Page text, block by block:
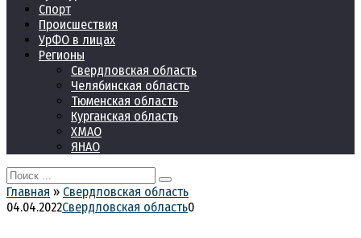
Спорт
Происшествия
УрФО в лицах
Регионы
Свердловская область
Челябинская область
Тюменская область
Курганская область
ХМАО
ЯНАО
Search
for:
Главная » Свердловская область
04.04.2022Свердловская область0